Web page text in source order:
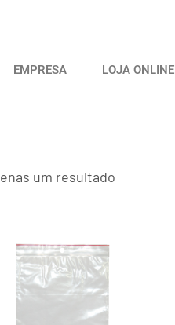
EMPRESA LOJA ONLINE
um resultado